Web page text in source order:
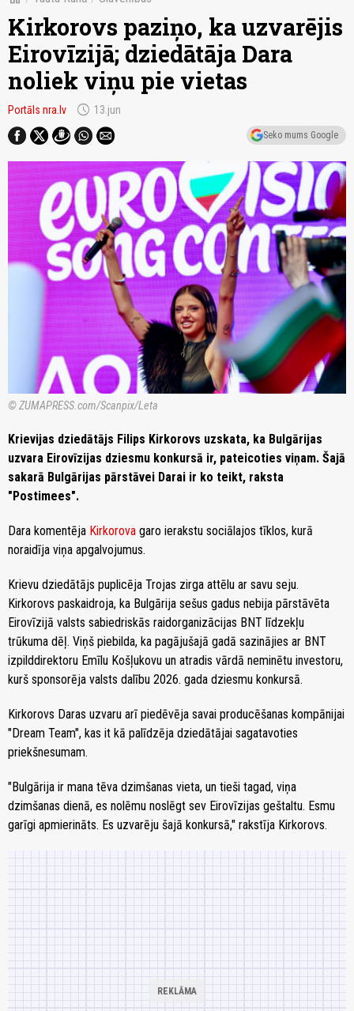
Kirkorovs paziņo, ka uzvarējis
Eirovīzijā; dziedātāja Dara
noliek viņu pie vietas
Portāls nra.lv schedule 13.jun
Seko mums Google
© ZUMAPRESS.com/Scanpix/Leta
Krievijas dziedātājs Filips Kirkorovs uzskata, ka Bulgārijas
uzvara Eirovīzijas dziesmu konkursā ir, pateicoties viņam. Šajā
sakarā Bulgārijas pārstāvei Darai ir ko teikt, raksta
"Postimees".
Dara komentēja Kirkorova garo ierakstu sociālajos tīklos, kurā
noraidīja viņa apgalvojumus.
Krievu dziedātājs puplicēja Trojas zirga attēlu ar savu seju.
Kirkorovs paskaidroja, ka Bulgārija sešus gadus nebija pārstāvēta
Eirovīzijā valsts sabiedriskās raidorganizācijas BNT līdzekļu
trūkuma dēļ. Viņš piebilda, ka pagājušajā gadā sazinājies ar BNT
izpilddirektoru Emīlu Košļukovu un atradis vārdā neminētu investoru,
kurš sponsorēja valsts dalību 2026. gada dziesmu konkursā.
Kirkorovs Daras uzvaru arī piedēvēja savai producēšanas kompānijai
"Dream Team", kas it kā palīdzēja dziedātājai sagatavoties
priekšnesumam.
"Bulgārija ir mana tēva dzimšanas vieta, un tieši tagad, viņa
dzimšanas dienā, es nolēmu noslēgt sev Eirovīzijas geštaltu. Esmu
garīgi apmierināts. Es uzvarēju šajā konkursā," rakstīja Kirkorovs.